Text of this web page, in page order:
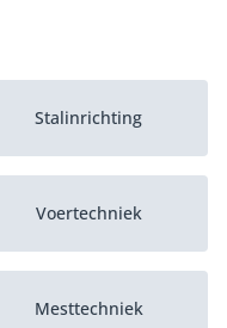
Stalinrichting
Voertechniek
Mesttechniek